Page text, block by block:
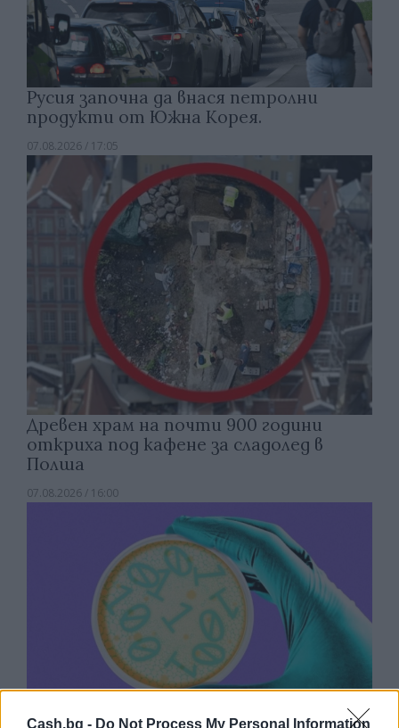
Cash.bg - Do Not Process My Personal Information
Русия започна да внася петролни
продукти от Южна Корея.
07.08.2026 / 17:05
Древен храм на почти 900 години
откриха под кафене за сладолед в
Полша
07.08.2026 / 16:00